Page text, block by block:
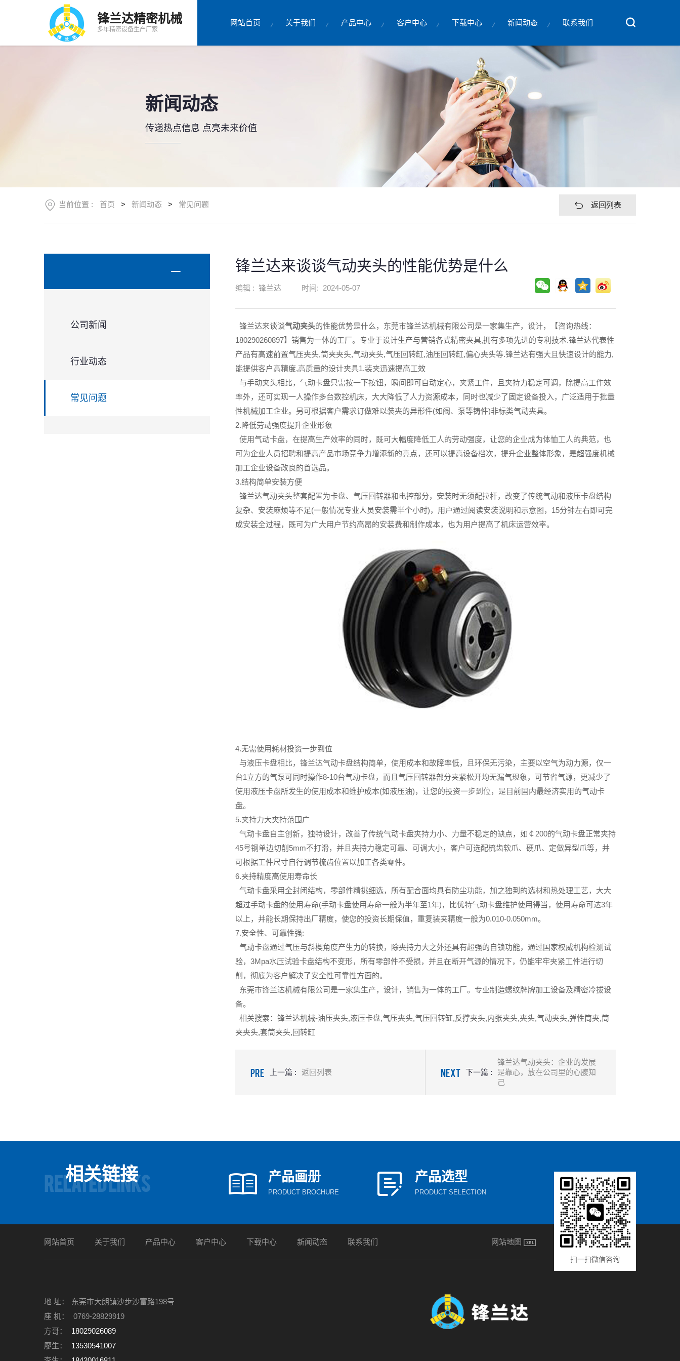
锋兰达精密机械
多年精密设备生产厂家
网站首页 关于我们 产品中心 客户中心 下载中心 新闻动态 联系我们
我
我
新闻动态
传递热点信息 点亮未来价值
当前位置 : 首页 > 新闻动态 > 常见问题 返回列表
公司新闻
行业动态
常见问题
锋兰达来谈谈气动夹头的性能优势是什么
编辑 : 锋兰达 时间: 2024-05-07
锋兰达来谈谈气动夹头的性能优势是什么，东莞市锋兰达机械有限公司是一家集生产，设计，【咨询热线：
180290260897】销售为一体的工厂。专业于设计生产与营销各式精密夹具,拥有多项先进的专利技术.锋兰达代表性
产品有高速前置气压夹头,筒夹夹头,气动夹头,气压回转缸,油压回转缸,偏心夹头等.锋兰达有强大且快速设计的能力,
能提供客户高精度,高质量的设计夹具1.装夹迅速提高工效
与手动夹头相比，气动卡盘只需按一下按钮，瞬间即可自动定心，夹紧工件，且夹持力稳定可调，除提高工作效
率外，还可实现一人操作多台数控机床，大大降低了人力资源成本，同时也减少了固定设备投入，广泛适用于批量
性机械加工企业。另可根据客户需求订做难以装夹的异形件(如阀、泵等铸件)非标类气动夹具。
2.降低劳动强度提升企业形象
使用气动卡盘，在提高生产效率的同时，既可大幅度降低工人的劳动强度，让您的企业成为体恤工人的典范，也
可为企业人员招聘和提高产品市场竞争力增添新的亮点，还可以提高设备档次，提升企业整体形象，是超强度机械
加工企业设备改良的首选品。
3.结构简单安装方便
锋兰达气动夹头整套配置为卡盘、气压回转器和电控部分，安装时无须配拉杆，改变了传统气动和液压卡盘结构
复杂、安装麻烦等不足(一般情况专业人员安装需半个小时)，用户通过阅读安装说明和示意图，15分钟左右即可完
成安装全过程，既可为广大用户节约高昂的安装费和制作成本，也为用户提高了机床运营效率。
4.无需使用耗材投资一步到位
与液压卡盘相比，锋兰达气动卡盘结构简单，使用成本和故障率低，且环保无污染，主要以空气为动力源，仅一
台1立方的气泵可同时操作8-10台气动卡盘，而且气压回转器部分夹紧松开均无漏气现象，可节省气源，更减少了
使用液压卡盘所发生的使用成本和维护成本(如液压油)，让您的投资一步到位，是目前国内最经济实用的气动卡
盘。
5.夹持力大夹持范围广
气动卡盘自主创新，独特设计，改善了传统气动卡盘夹持力小、力量不稳定的缺点，如￠200的气动卡盘正常夹持
45号钢单边切削5mm不打滑，并且夹持力稳定可靠、可调大小，客户可选配梳齿软爪、硬爪、定做异型爪等，并
可根据工件尺寸自行调节梳齿位置以加工各类零件。
6.夹持精度高使用寿命长
气动卡盘采用全封闭结构，零部件精挑细选，所有配合面均具有防尘功能，加之独到的选材和热处理工艺，大大
超过手动卡盘的使用寿命(手动卡盘使用寿命一般为半年至1年)，比优特气动卡盘维护使用得当，使用寿命可达3年
以上，并能长期保持出厂精度，使您的投资长期保值，重复装夹精度一般为0.010-0.050mm。
7.安全性、可靠性强:
气动卡盘通过气压与斜楔角度产生力的转换，除夹持力大之外还具有超强的自锁功能，通过国家权威机构检测试
验，3Mpa水压试验卡盘结构不变形，所有零部件不受损，并且在断开气源的情况下，仍能牢牢夹紧工件进行切
削，彻底为客户解决了安全性可靠性方面的。
东莞市锋兰达机械有限公司是一家集生产，设计，销售为一体的工厂。专业制造螺纹牌牌加工设备及精密冷拔设
备。
相关搜索：锋兰达机械-油压夹头,液压卡盘,气压夹头,气压回转缸,反撑夹头,内张夹头,夹头,气动夹头,弹性筒夹,筒
夹夹头,套筒夹头,回转缸
PRE 上一篇 : 返回列表 NEXT 下一篇 :
锋兰达气动夹头：企业的发展
是靠心，放在公司里的心腹知
己
RELATED LINKS
相关链接 产品画册
PRODUCT BROCHURE
产品选型
PRODUCT SELECTION
网站首页 关于我们 产品中心 客户中心 下载中心 新闻动态 联系我们 网站地图
地 址：
东莞市大朗镇沙步沙富路198号
座 机：
0769-28829919
方哥：
18029026089
廖生：
13530541007
扫一扫微信咨询